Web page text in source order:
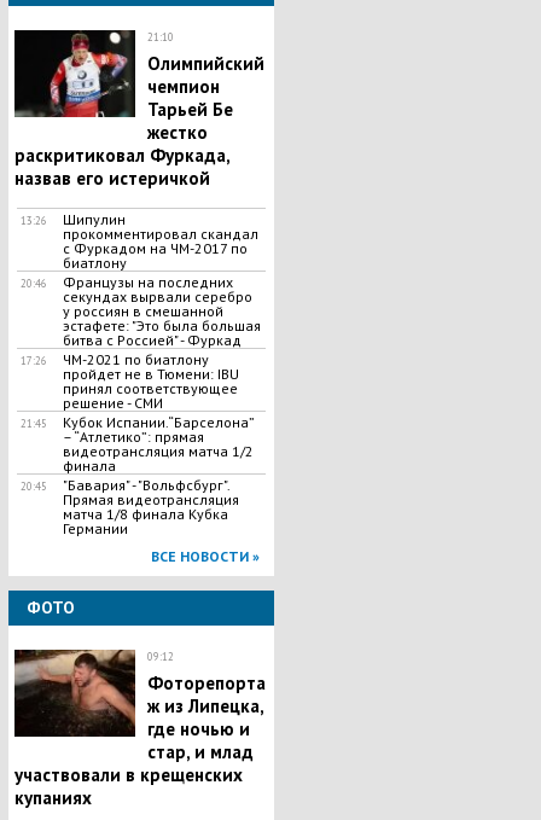
21:10
Олимпийский
чемпион
Тарьей Бе
жестко
раскритиковал Фуркада,
назвав его истеричкой
13:26
Шипулин
прокомментировал скандал
с Фуркадом на ЧМ-2017 по
биатлону
20:46
Французы на последних
секундах вырвали серебро
у россиян в смешанной
эстафете: "Это была большая
битва с Россией" - Фуркад
17:26
ЧМ-2021 по биатлону
пройдет не в Тюмени: IBU
принял соответствующее
решение - СМИ
21:45
Кубок Испании.“Барселона”
– “Атлетико”: прямая
видеотрансляция матча 1/2
финала
20:45
"Бавария" - "Вольфсбург".
Прямая видеотрансляция
матча 1/8 финала Кубка
Германии
ВСЕ НОВОСТИ »
ФОТО
09:12
Фоторепорта
ж из Липецка,
где ночью и
стар, и млад
участвовали в крещенских
купаниях